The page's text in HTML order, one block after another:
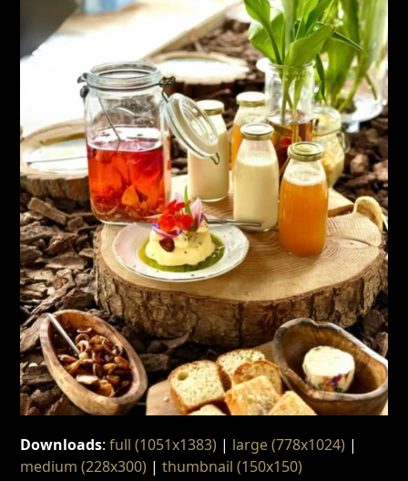
Downloads:full (1051x1383) | large (778x1024) |
medium (228x300) |thumbnail (150x150)